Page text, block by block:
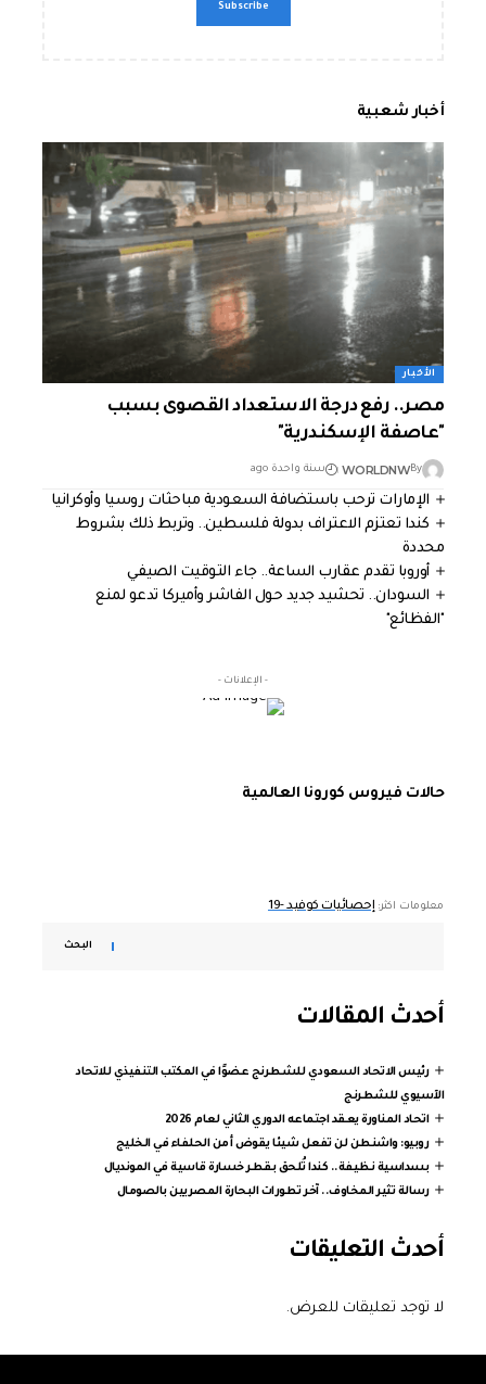
أخبار شعبية
الأخبار
مصر.. رفع درجة الاستعداد القصوى بسبب
"عاصفة الإسكندرية"
By
WORLDNW سنة واحدة ago
الإمارات ترحب باستضافة السعودية مباحثات روسيا وأوكرانيا
كندا تعتزم الاعتراف بدولة فلسطين.. وتربط ذلك بشروط
محددة
أوروبا تقدم عقارب الساعة.. جاء التوقيت الصيفي
السودان.. تحشيد جديد حول الفاشر وأميركا تدعو لمنع
"الفظائع"
- الإعلانات -
حالات فيروس كورونا العالمية
معلومات اكثر: إحصائيات كوفيد -19
البحث
أحدث المقالات
رئيس الاتحاد السعودي للشطرنج عضوًا في المكتب التنفيذي للاتحاد
الآسيوي للشطرنج
اتحاد المناورة يعقد اجتماعه الدوري الثاني لعام 2026
روبيو: واشنطن لن تفعل شيئا يقوض أمن الحلفاء في الخليج
بسداسية نظيفة.. كندا تُلحق بقطر خسارة قاسية في المونديال
رسالة تثير المخاوف.. آخر تطورات البحارة المصريين بالصومال
أحدث التعليقات
لا توجد تعليقات للعرض.